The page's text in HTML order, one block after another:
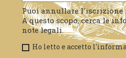
Puoi annullare l'iscrizione
A questo scopo, cerca le
note legali.
Ho letto e accetto